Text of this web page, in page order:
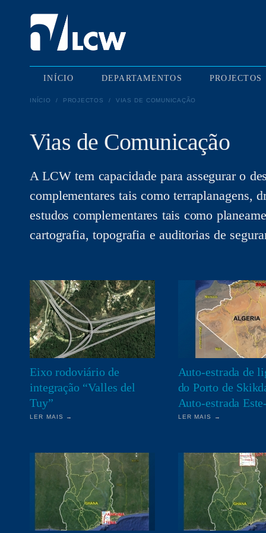
INÍCIO DEPARTAMENTOS PROJECTOS
INÍCIO / PROJECTOS / VIAS DE COMUNICAÇÃO
Vias de Comunicação
A LCW tem capacidade para assegurar o
complementares tais como terraplanagens,
estudos complementares tais como
cartografia, topografia e auditorias de
Eixo rodoviário de
integração “Valles del
Tuy”
LER MAIS →
Auto-estrada de
do Porto de
Auto-estrada
LER MAIS →